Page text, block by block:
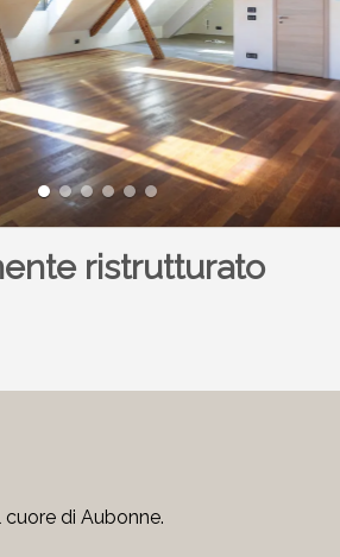
ristrutturato
di Aubonne.